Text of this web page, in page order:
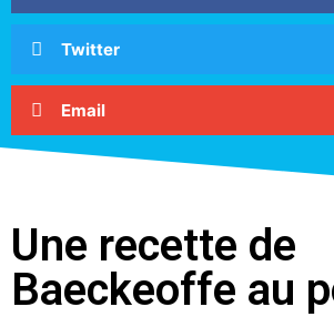
Twitter
Email
Une recette de
Baeckeoffe au